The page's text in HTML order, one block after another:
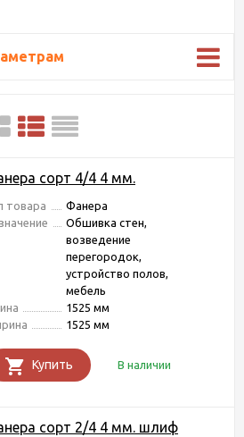
сорт 4/4 4 мм.
товара
Фанера
Обшивка стен,
возведение
перегородок,
устройство полов,
мебель
1525 мм
1525 мм
Купить В наличии
сорт 2/4 4 мм. шлиф